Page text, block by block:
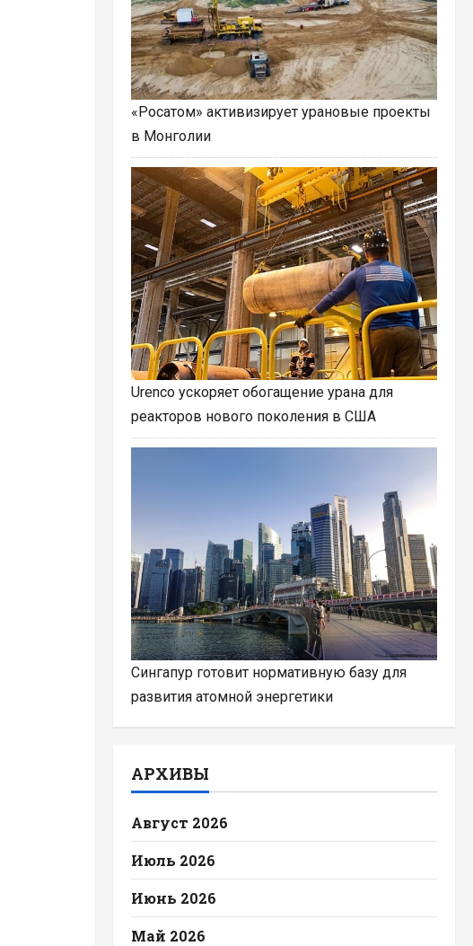
«Росатом» активизирует урановые проекты
в Монголии
Urenco ускоряет обогащение урана для
реакторов нового поколения в США
Сингапур готовит нормативную базу для
развития атомной энергетики
АРХИВЫ
Август 2026
Июль 2026
Июнь 2026
Май 2026